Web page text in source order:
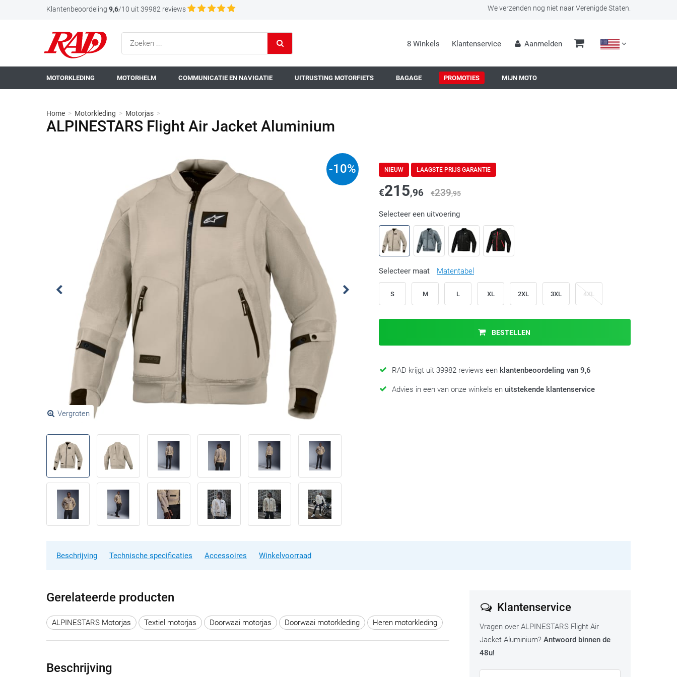
Klantenbeoordeling 9,6/10 uit 39982 reviews We verzenden nog niet naar Verenigde Staten.
8 Winkels Klantenservice Aanmelden
MOTORKLEDING MOTORHELM COMMUNICATIE EN NAVIGATIE UITRUSTING MOTORFIETS BAGAGE PROMOTIES MIJN MOTO
Home > Motorkleding > Motorjas >
ALPINESTARS Flight Air Jacket Aluminium
Vergroten
-10% NIEUW LAAGSTE PRIJS GARANTIE
€215,96 €239,95
Selecteer een uitvoering
Selecteer maat Matentabel
S M L XL 2XL 3XL 4XL
BESTELLEN
RAD krijgt uit 39982 reviews een klantenbeoordeling van 9,6
Advies in een van onze winkels en uitstekende klantenservice
Beschrijving Technische specificaties Accessoires Winkelvoorraad
Gerelateerde producten
ALPINESTARS Motorjas Textiel motorjas Doorwaai motorjas Doorwaai motorkleding Heren motorkleding
Beschrijving
Klantenservice
Vragen over ALPINESTARS Flight Air
Jacket Aluminium? Antwoord binnen de
48u!